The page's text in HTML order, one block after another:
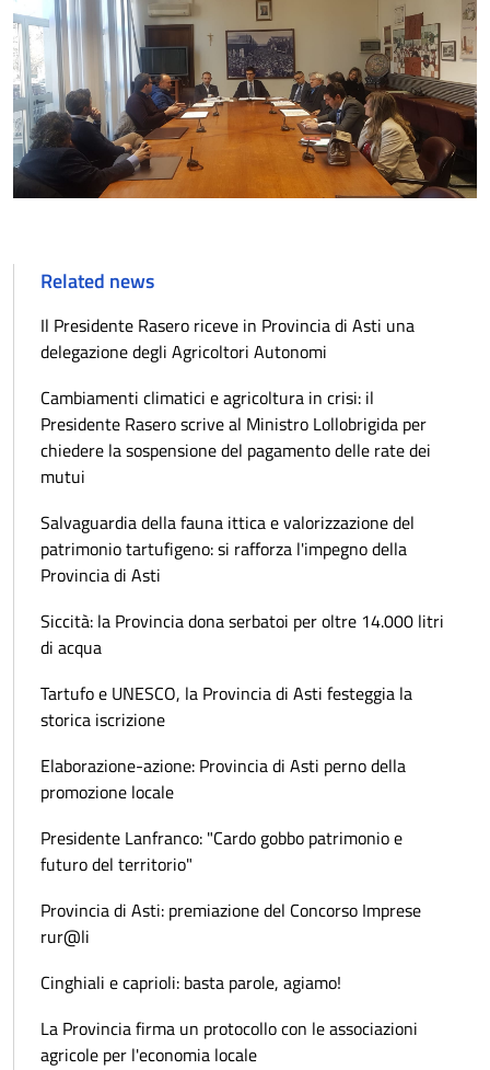
Related news
Il Presidente Rasero riceve in Provincia di Asti una
delegazione degli Agricoltori Autonomi
Cambiamenti climatici e agricoltura in crisi: il
Presidente Rasero scrive al Ministro Lollobrigida per
chiedere la sospensione del pagamento delle rate dei
mutui
Salvaguardia della fauna ittica e valorizzazione del
patrimonio tartufigeno: si rafforza l'impegno della
Provincia di Asti
Siccità: la Provincia dona serbatoi per oltre 14.000 litri
di acqua
Tartufo e UNESCO, la Provincia di Asti festeggia la
storica iscrizione
Elaborazione-azione: Provincia di Asti perno della
promozione locale
Presidente Lanfranco: "Cardo gobbo patrimonio e
futuro del territorio"
Provincia di Asti: premiazione del Concorso Imprese
rur@li
Cinghiali e caprioli: basta parole, agiamo!
La Provincia firma un protocollo con le associazioni
agricole per l'economia locale